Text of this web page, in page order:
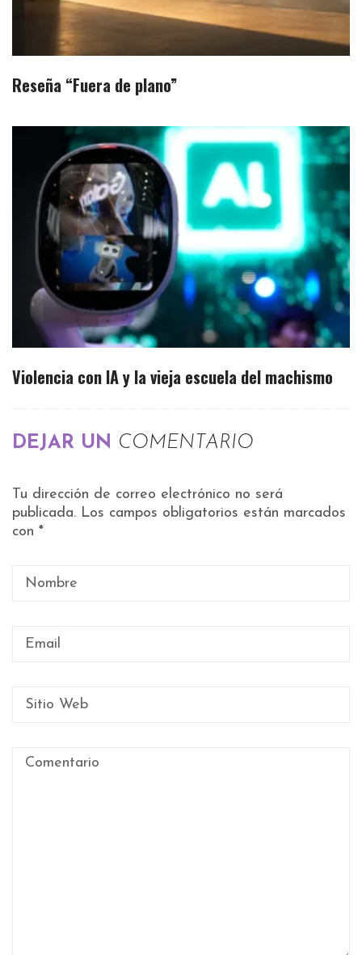
Reseña “Fuera de plano”
Violencia con IA y la vieja escuela del machismo
DEJAR UN COMENTARIO
Tu dirección de correo electrónico no será
publicada. Los campos obligatorios están marcados
con *